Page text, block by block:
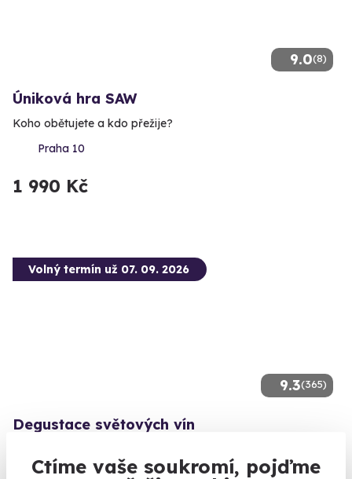
Ctíme vaše soukromí, pojďme
9.0(8)
Úniková hra SAW
Koho obětujete a kdo přežije?
Praha 10
1 990 Kč
9.3(365)
Volný termín už 07. 09. 2026
Degustace světových vín
Praha 2